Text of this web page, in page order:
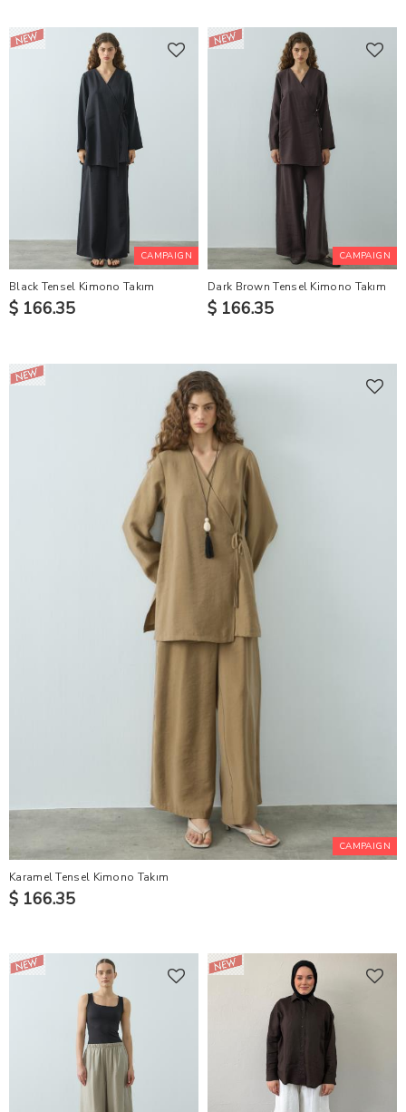
CAMPAIGN
Black Tensel Kimono Takım
$ 166.35
CAMPAIGN
Dark Brown Tensel Kimono Takım
$ 166.35
CAMPAIGN
Karamel Tensel Kimono Takım
$ 166.35